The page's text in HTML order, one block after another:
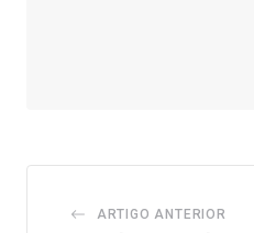
ARTIGO ANTERIOR